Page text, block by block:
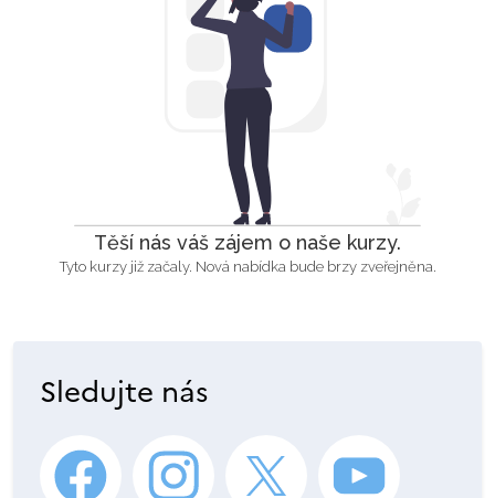
Těší nás váš zájem o naše kurzy.
Tyto kurzy již začaly. Nová nabídka bude brzy zveřejněna.
Sledujte nás